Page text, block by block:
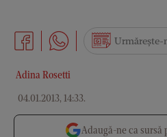
Adina Rosetti
04.01.2013, 14:33.
Urmărește-
Adaugă-ne ca sursă